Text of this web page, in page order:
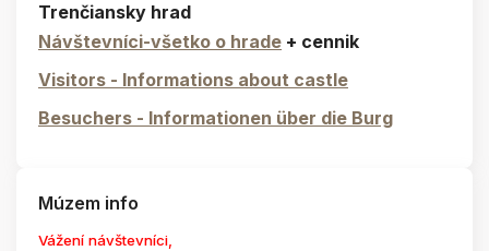
Trenčiansky hrad
Návštevníci-všetko o hrade + cennik
Visitors - Informations about castle
Besuchers - Informationen über die Burg
Múzem info
Vážení návštevníci,